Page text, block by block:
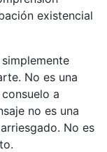
existencial
No es una
a
no es una
No es